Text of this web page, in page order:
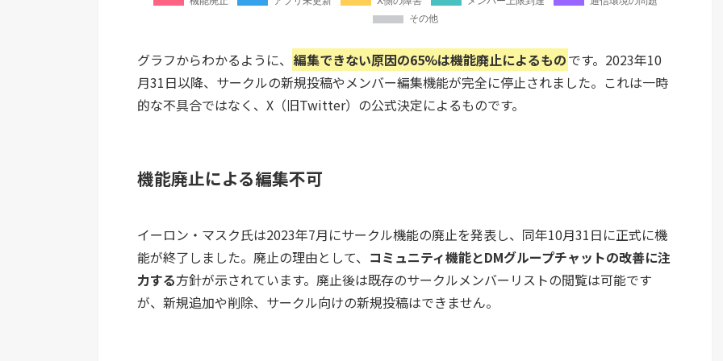
グラフからわかるように、 編集できない原因の65%は機能廃止によるものです。2023年10
月31日以降、サークルの新規投稿やメンバー編集機能が完全に停止されました。これは一時
的な不具合ではなく、X（旧Twitter）の公式決定によるものです。
機能廃止による編集不可
イーロン・マスク氏は2023年7月にサークル機能の廃止を発表し、同年10月31日に正式に機
能が終了しました。廃止の理由として、 コミュニティ機能とDMグループチャットの改善に注
力する方針が示されています。廃止後は既存のサークルメンバーリストの閲覧は可能です
が、新規追加や削除、サークル向けの新規投稿はできません。